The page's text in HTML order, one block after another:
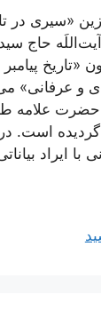
«سیری در
حاج
«تاریخ
و عرفانی»
علامه
است.
ایراد